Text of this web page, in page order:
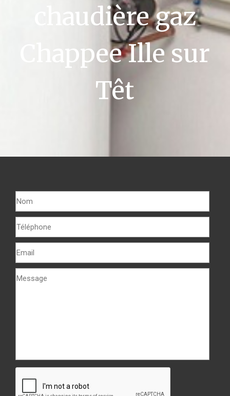
chaudière gaz
Chappee Ille sur
Têt